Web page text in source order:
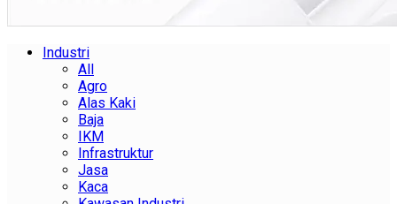
Industri
All
Agro
Alas Kaki
Baja
IKM
Infrastruktur
Jasa
Kaca